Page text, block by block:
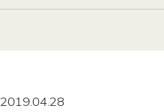
2019.04.28